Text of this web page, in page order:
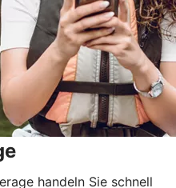
handeln Sie schnell